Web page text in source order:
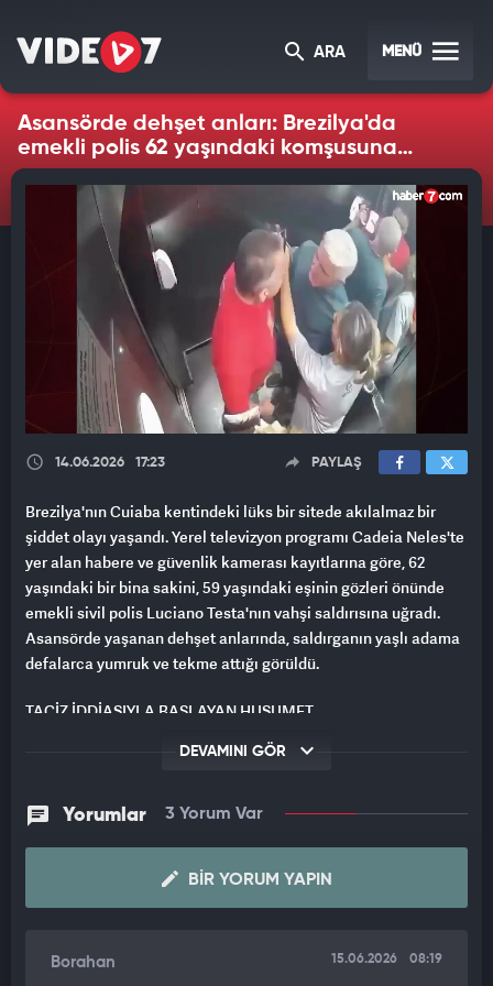
ARA MENÜ
Asansörde dehşet anları: Brezilya'da
emekli polis 62 yaşındaki komşusuna
saldırdı
14.06.2026 17:23 PAYLAŞ
Brezilya'nın Cuiaba kentindeki lüks bir sitede akılalmaz bir
şiddet olayı yaşandı. Yerel televizyon programı Cadeia Neles'te
yer alan habere ve güvenlik kamerası kayıtlarına göre, 62
yaşındaki bir bina sakini, 59 yaşındaki eşinin gözleri önünde
emekli sivil polis Luciano Testa'nın vahşi saldırısına uğradı.
Asansörde yaşanan dehşet anlarında, saldırganın yaşlı adama
defalarca yumruk ve tekme attığı görüldü.
TACİZ İDDİASIYLA BAŞLAYAN HUSUMET
Olayın perde arkasında ise aylar öncesine dayanan bir
mağdur, gerilimin geçen yılın Ağustos ayında, emekli polisin
eşinin bir başka bina sakinini tacizle suçlamasının ardından
gibi ortak alanlarda yalnız kalmamaya özen gösterdiğini
anlatan yaşlı adam, yaşadığı psikolojik baskıyı şu sözlerle
DEVAMINI GÖR
Yorumlar 3 Yorum Var
BIR YORUM YAPIN
Borahan 15.06.2026 08:19